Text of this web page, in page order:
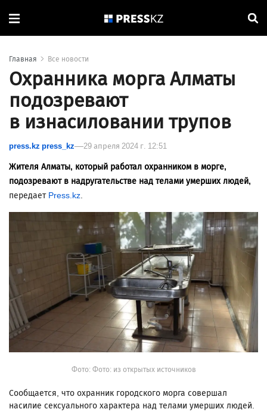
Главная Все новости
Охранника морга Алматы
подозревают
в изнасиловании трупов
press.kz press_kz 29 апреля 2024 г. 12:51
Жителя Алматы, который работал охранником в морге,
подозревают в надругательстве над телами умерших людей,
передает Press.kz.
Фото: Фото: из открытых источников
Сообщается, что охранник городского морга совершал
насилие сексуального характера над телами умерших людей.